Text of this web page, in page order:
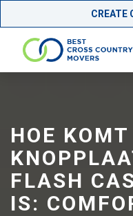
CREATE
HOE
FLASH
IS: